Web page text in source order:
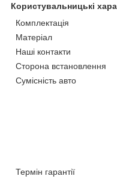
Користувальницькі
Комплектація
Матеріал
Наші контакти
Сторона встановлення
Сумісність авто
Термін гарантії